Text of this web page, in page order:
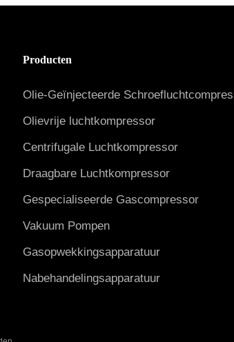
Producten
Olie-Geïnjecteerde
Olievrije luchtkompressor
Centrifugale Luchtkompressor
Draagbare Luchtkompressor
Gespecialiseerde Gascompressor
Vakuum Pompen
Gasopwekkingsapparatuur
Nabehandelingsapparatuur